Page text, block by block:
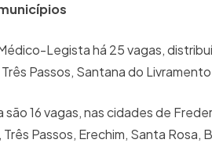
Legista há 25 vagas,
Passos, Santana do
são 16 vagas, nas cidades de
Passos, Erechim, Santa Rosa,